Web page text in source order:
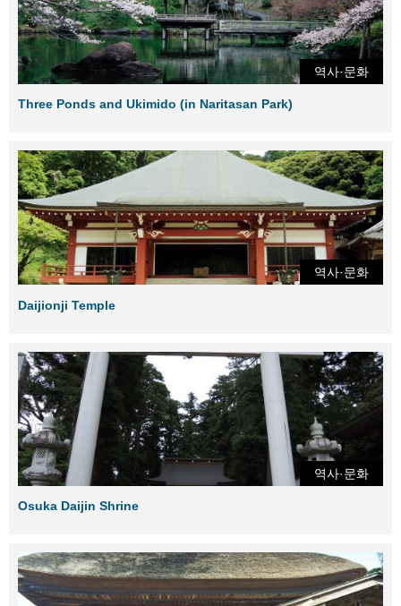
역사·문화
Three Ponds and Ukimido (in Naritasan Park)
역사·문화
Daijionji Temple
역사·문화
Osuka Daijin Shrine